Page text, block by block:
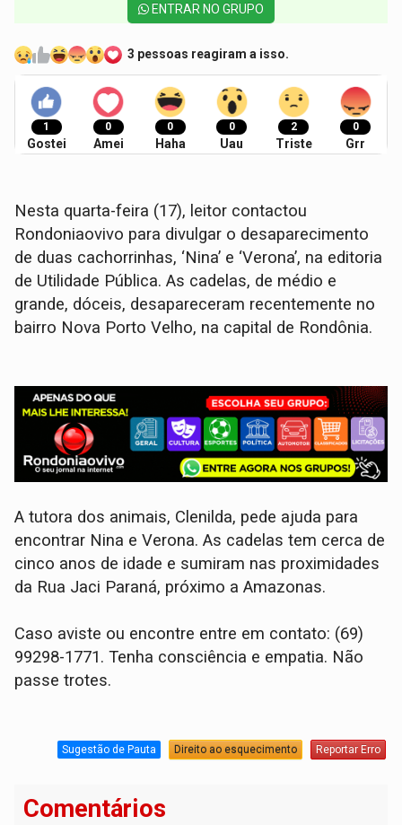
ENTRAR NO GRUPO
3 pessoas reagiram a isso.
1
Gostei
0
Amei
0
Haha
0
Uau
2
Triste
0
Grr
Nesta quarta-feira (17), leitor contactou
Rondoniaovivo para divulgar o desaparecimento
de duas cachorrinhas, ‘Nina’ e ‘Verona’, na editoria
de Utilidade Pública. As cadelas, de médio e
grande, dóceis, desapareceram recentemente no
bairro Nova Porto Velho, na capital de Rondônia.
A tutora dos animais, Clenilda, pede ajuda para
encontrar Nina e Verona. As cadelas tem cerca de
cinco anos de idade e sumiram nas proximidades
da Rua Jaci Paraná, próximo a Amazonas.
Caso aviste ou encontre entre em contato: (69)
99298-1771. Tenha consciência e empatia. Não
passe trotes.
Sugestão de Pauta Direito ao esquecimento Reportar Erro
Comentários